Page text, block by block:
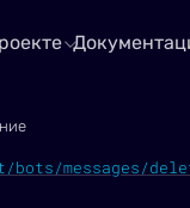
bots/messages/